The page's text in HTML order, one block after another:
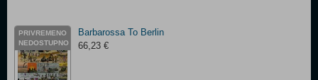
PRIVREMENO
NEDOSTUPNO
Barbarossa To Berlin
66,23 €